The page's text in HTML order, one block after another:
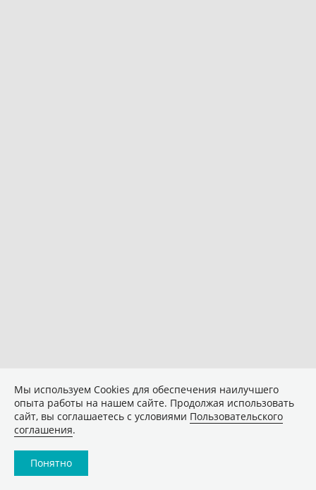
Мы используем Сookies для обеспечения наилучшего
опыта работы на нашем сайте. Продолжая использовать
сайт, вы соглашаетесь с условиями Пользовательского
соглашения.
Понятно